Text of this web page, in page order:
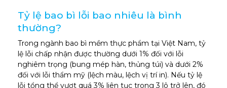
Tỷ lệ bao bì lỗi bao nhiêu là bình
thường?
Trong ngành bao bì mềm thực phẩm tại Việt Nam, tỷ
lệ lỗi chấp nhận được thường dưới 1% đối với lỗi
nghiêm trọng (bung mép hàn, thủng túi) và dưới 2%
đối với lỗi thẩm mỹ (lệch màu, lệch vị trí in). Nếu tỷ lệ
lỗi tổng thể vượt quá 3% liên tục trong 3 lô trở lên, đó